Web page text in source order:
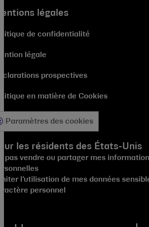
légales
de confidentialité
légale
prospectives
en matière de Cookies
Paramètres des cookies
les résidents des États-Unis
pas vendre ou partager mes
l’utilisation de mes données
personnel